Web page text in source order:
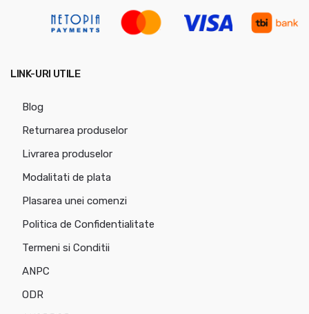
LINK-URI UTILE
Blog
Returnarea produselor
Livrarea produselor
Modalitati de plata
Plasarea unei comenzi
Politica de Confidentialitate
Termeni si Conditii
ANPC
ODR